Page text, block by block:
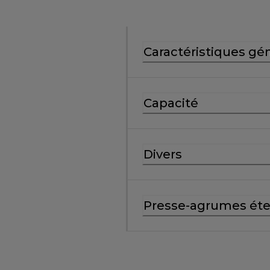
Caractéristiques
Capacité
Divers
Presse-agrumes